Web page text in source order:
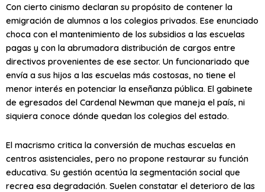
Con cierto cinismo declaran su propósito de contener la
emigración de alumnos a los colegios privados. Ese enunciado
choca con el mantenimiento de los subsidios a las escuelas
pagas y con la abrumadora distribución de cargos entre
directivos provenientes de ese sector. Un funcionariado que
envía a sus hijos a las escuelas más costosas, no tiene el
menor interés en potenciar la enseñanza pública. El gabinete
de egresados del Cardenal Newman que maneja el país, ni
siquiera conoce dónde quedan los colegios del estado.
El macrismo critica la conversión de muchas escuelas en
centros asistenciales, pero no propone restaurar su función
educativa. Su gestión acentúa la segmentación social que
recrea esa degradación. Suelen constatar el deterioro de las